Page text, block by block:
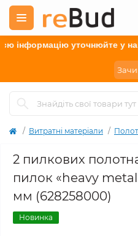
уточнюйтеу наших
Витратні матеріали
2 пилкових
пилок «heavy
мм (628258000)
Новинка